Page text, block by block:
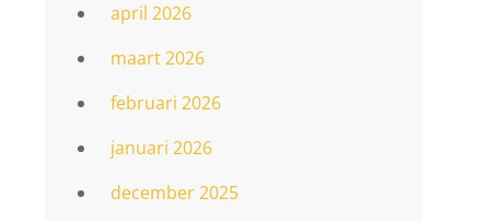
april 2026
maart 2026
februari 2026
januari 2026
december 2025